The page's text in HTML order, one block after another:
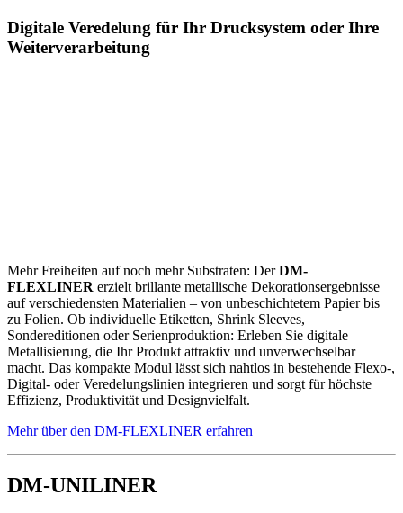
Digitale Veredelung für Ihr Drucksystem oder Ihre
Weiterverarbeitung
Mehr Freiheiten auf noch mehr Substraten: DerDM-
FLEXLINER erzielt brillante metallische Dekorationsergebnisse
auf verschiedensten Materialien – von unbeschichtetem Papier bis
zu Folien. Ob individuelle Etiketten, Shrink Sleeves,
Sondereditionen oder Serienproduktion: Erleben Sie digitale
Metallisierung, die Ihr Produkt attraktiv und unverwechselbar
macht. Das kompakte Modul lässt sich nahtlos in bestehende Flexo-,
Digital- oder Veredelungslinien integrieren und sorgt für höchste
Effizienz, Produktivität und Designvielfalt.
Mehr über den DM-FLEXLINER erfahren
DM-UNILINER